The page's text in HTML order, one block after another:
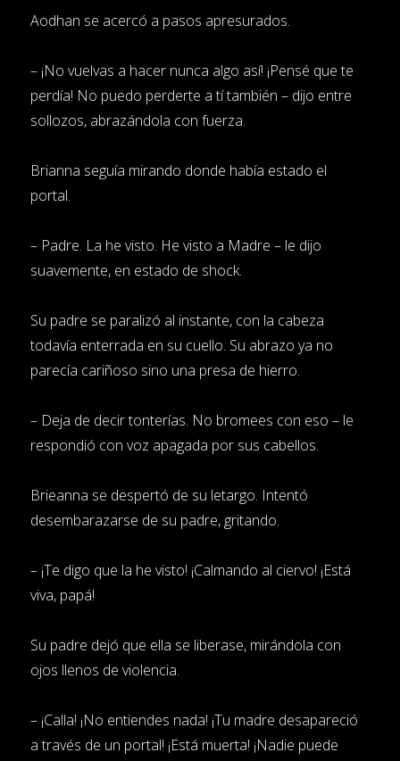
Aodhan se acercó a pasos apresurados.
– ¡No vuelvas a hacer nunca algo así! ¡Pensé que te
perdía! No puedo perderte a tí también – dijo entre
sollozos, abrazándola con fuerza.
Brianna seguía mirando donde había estado el
portal.
– Padre. La he visto. He visto a Madre – le dijo
suavemente, en estado de shock.
Su padre se paralizó al instante, con la cabeza
todavía enterrada en su cuello. Su abrazo ya no
parecía cariñoso sino una presa de hierro.
– Deja de decir tonterías. No bromees con eso – le
respondió con voz apagada por sus cabellos.
Brieanna se despertó de su letargo. Intentó
desembarazarse de su padre, gritando.
– ¡Te digo que la he visto! ¡Calmando al ciervo! ¡Está
viva, papá!
Su padre dejó que ella se liberase, mirándola con
ojos llenos de violencia.
– ¡Calla! ¡No entiendes nada! ¡Tu madre desapareció
a través de un portal! ¡Está muerta! ¡Nadie puede